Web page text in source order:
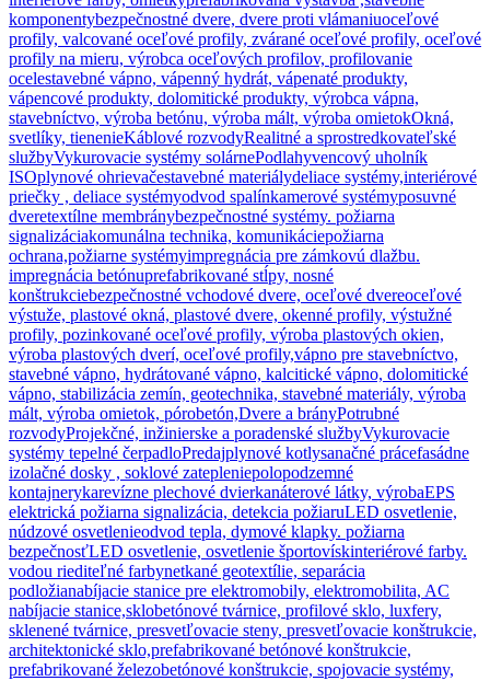
komponentybezpečnostné dvere, dvere proti vlámaniuoceľové
profily, valcované oceľové profily, zvárané oceľové profily, oceľové
profily na mieru, výrobca oceľových profilov, profilovanie
ocelestavebné vápno, vápenný hydrát, vápenaté produkty,
vápencové produkty, dolomitické produkty, výrobca vápna,
stavebníctvo, výroba betónu, výroba mált, výroba omietokOkná,
svetlíky, tienenieKáblové rozvodyRealitné a sprostredkovateľské
službyVykurovacie systémy solárnePodlahyvencový uholník
ISOplynové ohrievačestavebné materiálydeliace systémy,interiérové
priečky , deliace systémyodvod spalínkamerové systémyposuvné
dveretextílne membránybezpečnostné systémy. požiarna
signalizáciakomunálna technika, komunikáciepožiarna
ochrana,požiarne systémyimpregnácia pre zámkovú dlažbu.
impregnácia betónuprefabrikované stĺpy, nosné
konštrukciebezpečnostné vchodové dvere, oceľové dvereoceľové
výstuže, plastové okná, plastové dvere, okenné profily, výstužné
profily, pozinkované oceľové profily, výroba plastových okien,
výroba plastových dverí, oceľové profily,vápno pre stavebníctvo,
stavebné vápno, hydrátované vápno, kalcitické vápno, dolomitické
vápno, stabilizácia zemín, geotechnika, stavebné materiály, výroba
mált, výroba omietok, pórobetón,Dvere a brányPotrubné
rozvodyProjekčné, inžinierske a poradenské službyVykurovacie
systémy tepelné čerpadloPredajplynové kotlysanačné prácefasádne
izolačné dosky , soklové zatepleniepolopodzemné
kontajnerykarevízne plechové dvierkanáterové látky, výrobaEPS
elektrická požiarna signalizácia, detekcia požiaruLED osvetlenie,
núdzové osvetlenieodvod tepla, dymové klapky. požiarna
bezpečnosťLED osvetlenie, osvetlenie športovískinteriérové farby.
vodou riediteľné farbynetkané geotextílie, separácia
podložianabíjacie stanice pre elektromobily, elektromobilita, AC
nabíjacie stanice,sklobetónové tvárnice, profilové sklo, luxfery,
sklenené tvárnice, presvetľovacie steny, presvetľovacie konštrukcie,
architektonické sklo,prefabrikované betónové konštrukcie,
prefabrikované železobetónové konštrukcie, spojovacie systémy,